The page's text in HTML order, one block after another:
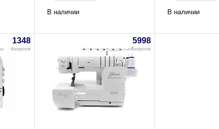
В наличии В наличии
1348
бонусов
5998
бонусов